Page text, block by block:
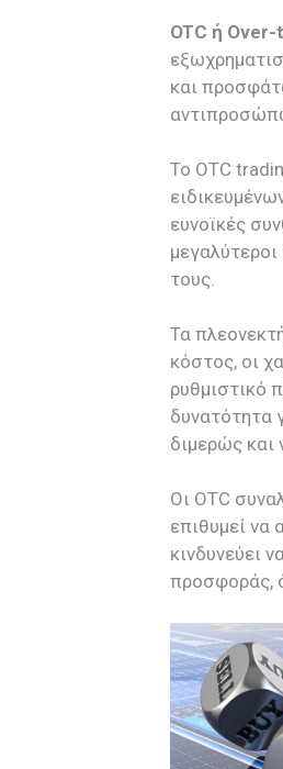
OTC ή
και
Το OTC
ευνοϊκές
τους.
Τα
κόστος, οι
ρυθμιστικό
δυνατότητα
διμερώς και
Οι OTC
επιθυμεί να
κινδυνεύει
προσφοράς,